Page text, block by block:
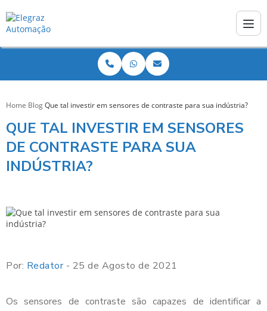
Home BlogQue tal investir em sensores de contraste para sua indústria?
QUE TAL INVESTIR EM SENSORES
DE CONTRASTE PARA SUA
INDÚSTRIA?
Por: Redator- 25 de Agosto de 2021
Os sensores de contraste são capazes de identificar a